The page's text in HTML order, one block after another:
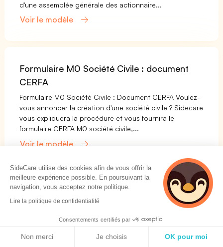
d'une assemblée générale des actionnaire...
Voir le modèle
Formulaire M0 Société Civile : document
CERFA
Formulaire M0 Société Civile : Document CERFA Voulez-
vous annoncer la création d'une société civile ? Sidecare
vous expliquera la procédure et vous fournira le
formulaire CERFA M0 société civile,...
Voir le modèle
Formulaire P4 radiation : déclaration CERFA
Formulaire d'annulation P4&nbsp;: Déclaration CERFA
Voulez-vous radier votre entreprise en tant que
programme et vous fournira un formulaire o...
SideCare utilise des cookies afin de vous offrir la
meilleure expérience possible. En poursuivant la
navigation, vous acceptez notre politique.
Lire la politique de confidentialité
Consentements certifiés par
Non merci Je choisis OK pour moi